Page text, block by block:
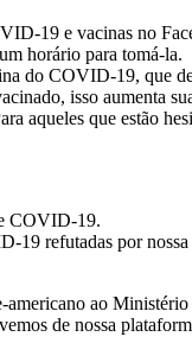
19 e vacinas no
horário para tomá-la.
do COVID-19, que
isso aumenta
aqueles que estão
COVID-19.
refutadas por
ao
de nossa